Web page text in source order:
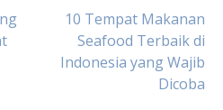
10 Tempat Makanan
Seafood Terbaik di
Indonesia yang Wajib
Dicoba